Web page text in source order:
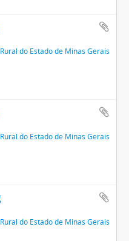
do Estado de Minas Gerais
do Estado de Minas Gerais
do Estado de Minas Gerais